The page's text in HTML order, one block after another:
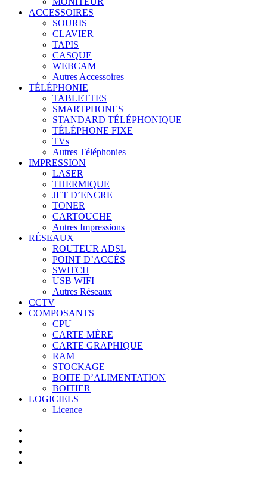
ACCESSOIRES
SOURIS
CLAVIER
TAPIS
CASQUE
WEBCAM
Autres Accessoires
TÉLÉPHONIE
TABLETTES
SMARTPHONES
STANDARD TÉLÉPHONIQUE
TÉLÉPHONE FIXE
TVs
Autres Téléphonies
IMPRESSION
LASER
THERMIQUE
JET D’ENCRE
TONER
CARTOUCHE
Autres Impressions
RÉSEAUX
ROUTEUR ADSL
POINT D’ACCÈS
SWITCH
USB WIFI
Autres Réseaux
CCTV
COMPOSANTS
CPU
CARTE MÈRE
CARTE GRAPHIQUE
RAM
STOCKAGE
BOITE D’ALIMENTATION
BOITIER
LOGICIELS
Licence